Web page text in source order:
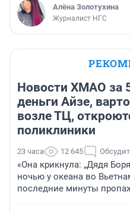
Алёна Золотухина
Журналист НГС
Новости ХМАО за
деньги Айзе,
возле ТЦ,
поликлиники
23 часа 12 645
«Она крикнула: „Дядя
ночью у океана во
последние минуты